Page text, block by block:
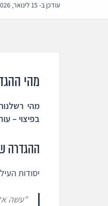
עודכן ב-15 לינואר, 2026
מהי
מהי
בפיצוי –
ההגדרה
יסודות
"עשה